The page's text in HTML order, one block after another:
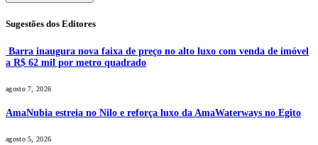
Sugestões dos Editores
Barra inaugura nova faixa de preço no alto luxo com venda de imóvel
a R$ 62 mil por metro quadrado
agosto 7, 2026
AmaNubia estreia no Nilo e reforça luxo da AmaWaterways no Egito
agosto 5, 2026